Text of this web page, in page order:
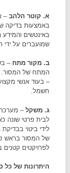
א. קוטר הלהב–
באמצעות בדיקה
באינטשים
שמועברים על ידי
ב. מקור מתח –
המתח של המסור.
– בעוד אנשי
חשמל.
ג. משקל– מערכת
לבית פרטי שונה
לידי ביטוי
של המסור בראש
לפרויקטים
היתרונות של כל